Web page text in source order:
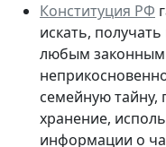
Конституция РФ
искать,
любым законным
семейную тайну,
хранение,
информации о